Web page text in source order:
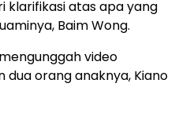
klarifikasi atas apa yang
Baim Wong.
video
orang anaknya, Kiano